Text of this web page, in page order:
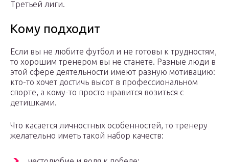
Третьей лиги.
Кому подходит
Если вы не любите футбол и не готовы к трудностям,
то хорошим тренером вы не станете. Разные люди в
этой сфере деятельности имеют разную мотивацию:
кто-то хочет достичь высот в профессиональном
спорте, а кому-то просто нравится возиться с
детишками.
Что касается личностных особенностей, то тренеру
желательно иметь такой набор качеств: